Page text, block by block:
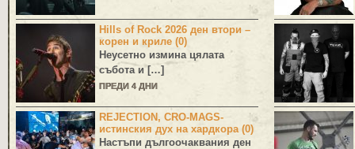
Hills of Rock 2026 ден втори –
корен и криле (0)
Неусетно измина цялата
събота и […]
ПРЕДИ 4 ДНИ
REJECTION, CRO-MAGS-
истинския дух на хардкора (0)
Настъпи дългоочаквания ден